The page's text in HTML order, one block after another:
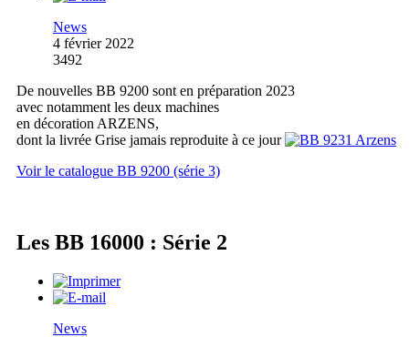
News
4 février 2022
3492
De nouvelles BB 9200 sont en préparation 2023
avec notamment les deux machines
en décoration ARZENS,
dont la livrée Grise jamais reproduite à ce jour
Voir le catalogue BB 9200 (série 3)
Les BB 16000 : Série 2
News